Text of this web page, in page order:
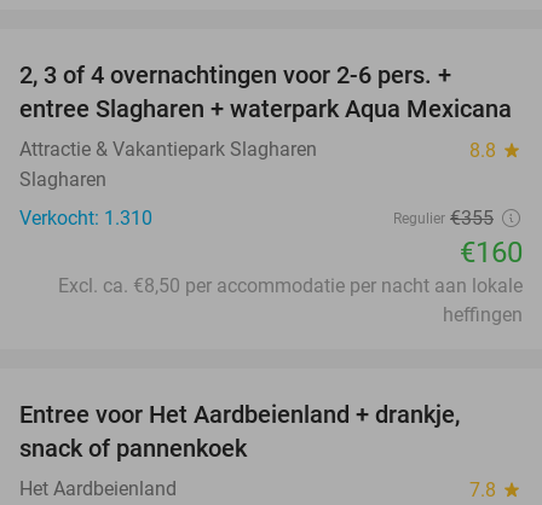
2, 3 of 4 overnachtingen voor 2-6 pers. +
entree Slagharen + waterpark Aqua Mexicana
Attractie & Vakantiepark Slagharen 8.8 star
Slagharen
Verkocht: 1.310
Regulier €355
€160
Excl. ca. €8,50 per accommodatie per nacht aan lokale
heffingen
Entree voor Het Aardbeienland + drankje,
snack of pannenkoek
Het Aardbeienland 7.8 star